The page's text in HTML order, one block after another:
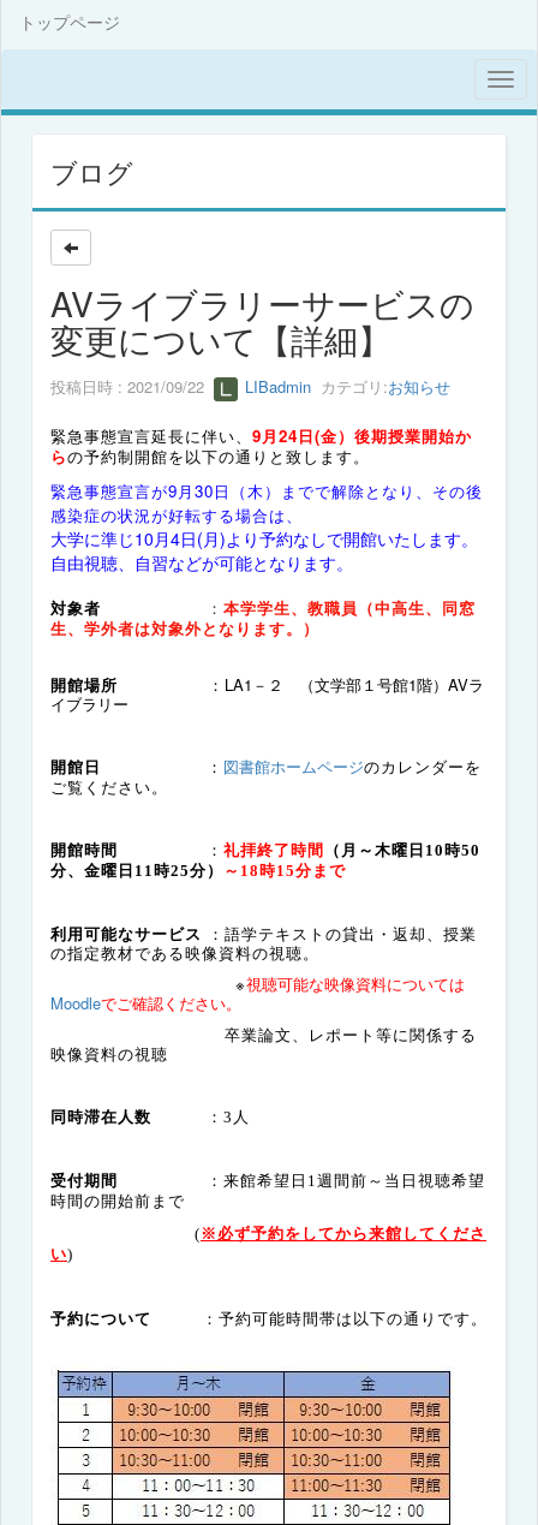
トップページ
ブログ
AVライブラリーサービスの
変更について【詳細】
投稿日時 : 2021/09/22 LIBadmin カテゴリ:お知らせ
緊急事態宣言延長に伴い、 9月24日(金）後期授業開始か
らの予約制開館を以下の通りと致します。
緊急事態宣言が9月30日（木）までで解除となり、その後
感染症の状況が好転する場合は、
大学に準じ10月4日(月)より予約なしで開館いたします。
自由視聴、自習などが可能となります。
対象者 ： 本学学生、教職員（中高生、同窓
生、学外者は対象外となります。）
開館場所 ： LA1－２ （文学部１号館1階）AVラ
イブラリー
開館日 ： 図書館ホームページのカレンダーを
ご覧ください。
開館時間 ： 礼拝終了時間 （月～木曜日10時50
分、金曜日11時25分）
～18時15分まで
利用可能なサービス
：語学テキストの貸出・返却、授業
の指定教材である映像資料の視聴。
※視聴可能な映像資料については
Moodleでご確認ください。
卒業論文、レポート等に関係する
映像資料の視聴
同時滞在人数 ：3人
受付期間
：来館希望日1週間前～当日視聴希望
時間の開始前まで
( ※必ず予約をしてから来館してくださ
い)
予約について ：予約可能時間帯は以下の通りです。